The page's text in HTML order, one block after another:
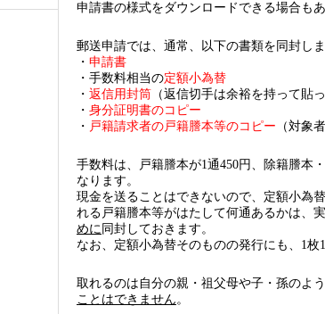
申請書の様式をダウンロードできる場合も
郵送申請では、通常、以下の書類を同封し
・ 申請書
・手数料相当の定額小為替
・ 返信用封筒 （返信切手は余裕を持って貼
・ 身分証明書のコピー
・ 戸籍請求者の戸籍謄本等のコピー （対象
手数料は、戸籍謄本が1通450円、除籍謄本
なります。
現金を送ることはできないので、定額小為
れる戸籍謄本等がはたして何通あるかは、
めに 同封しておきます。
なお、定額小為替そのものの発行にも、1枚
取れるのは自分の親・祖父母や子・孫のよ
ことはできません。